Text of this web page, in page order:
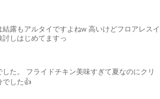
結露もアルタイですよねw 高いけどフロアレスイ
討しはじめてますっ
した。 フライドチキン美味すぎて夏なのにクリ
でした👍